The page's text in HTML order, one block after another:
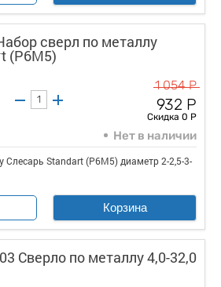
сверл по металлу
(P6M5)
1 054 Р
932 Р
Скидка 0 Р
Нет в наличии
Слесарь Standart (P6M5) диаметр 2-2,5-3-
Корзина
Сверло по металлу 4,0-32,0